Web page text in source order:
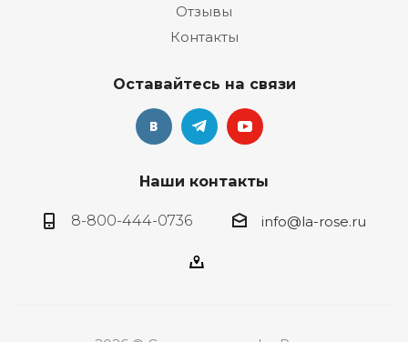
Отзывы
Контакты
Оставайтесь на связи
Наши контакты
8-800-444-0736 info@la-rose.ru